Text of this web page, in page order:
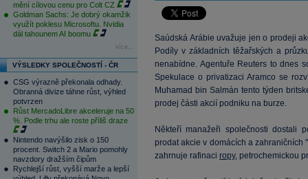
mění cílovou cenu pro Colt CZ
Goldman Sachs: Je dobrý okamžik
využít poklesu Microsoftu. Nvidia
dál tahounem AI boomu
více...
VÝSLEDKY SPOLEČNOSTÍ - ČR
CSG výrazně překonala odhady.
Obranná divize táhne růst, výhled
potvrzen
Růst MercadoLibre akceleruje na 50
%. Podle trhu ale roste příliš draze
Nintendo navýšilo zisk o 150
procent. Switch 2 a Mario pomohly
navzdory dražším čipům
Rychlejší růst, vyšší marže a lepší
Saúdská Arábie uvažuje jen o prodeji
Podíly v základních těžařských a
nenabídne. Agentuře Reuters to dnes
Spekulace o privatizaci Aramco se
Muhamad bin Salmán tento týden
prodej části akcií podniku na burze.
Někteří manažeři společnosti dostali
prodat akcie v domácích a zahraničních
zahrnuje rafinaci ropy, petrochemickou